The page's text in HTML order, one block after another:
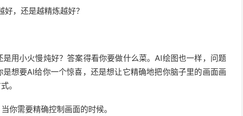
好，还是越精炼越好？
用小火慢炖好？答案得看你要做什么菜。AI绘图也一样，问题
想要AI给你一个惊喜，还是想让它精确地把你脑子里的画面画
。
你需要精确控制画面的时候。